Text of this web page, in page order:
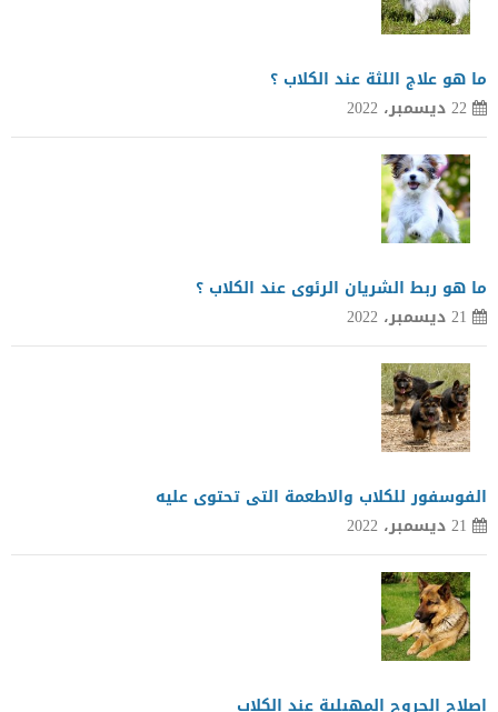
ما هو علاج اللثة عند الكلاب ؟
22 ديسمبر، 2022
ما هو ربط الشريان الرئوى عند الكلاب ؟
21 ديسمبر، 2022
الفوسفور للكلاب والاطعمة التى تحتوى عليه
21 ديسمبر، 2022